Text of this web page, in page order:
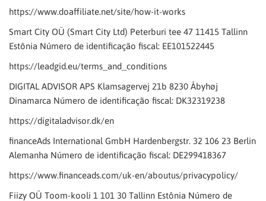
https://www.doaffiliate.net/site/how-it-works
Smart City OÜ (Smart City Ltd) Peterburi tee 47 11415 Tallinn
Estônia Número de identificação fiscal: EE101522445
https://leadgid.eu/terms_and_conditions
DIGITAL ADVISOR APS Klamsagervej 21b 8230 Åbyhøj
Dinamarca Número de identificação fiscal: DK32319238
https://digitaladvisor.dk/en
financeAds International GmbH Hardenbergstr. 32 106 23 Berlin
Alemanha Número de identificação fiscal: DE299418367
https://www.financeads.com/uk-en/aboutus/privacypolicy/
Fiizy OÜ Toom-kooli 1 101 30 Tallinn Estônia Número de